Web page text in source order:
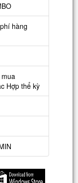
hàng
Hợp thể kỳ